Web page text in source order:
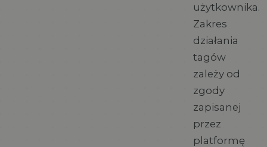
użytkownika.
Zakres
działania
tagów
zależy od
zgody
zapisanej
przez
platformę